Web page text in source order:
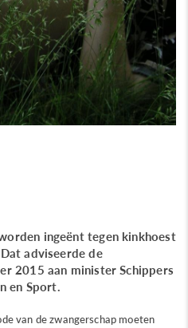
ingeënt tegen kinkhoest
adviseerde de
2015 aan minister Schippers
en Sport.
van de zwangerschap moeten